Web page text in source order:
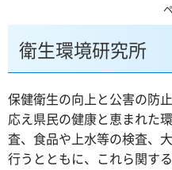
衛生環境研究所
保健衛生の向上と公害の防
応え県民の健康と恵まれた
査、食品や上水等の検査、
行うとともに、これら関す